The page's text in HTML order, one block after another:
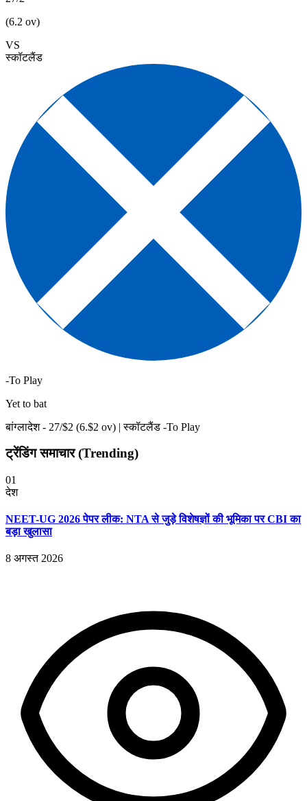
(6.2 ov)
VS
स्कॉटलैंड
-To Play
Yet to bat
बांग्लादेश - 27/$2 (6.$2 ov) | स्कॉटलैंड -To Play
ट्रेंडिंग समाचार (Trending)
01
देश
NEET-UG 2026 पेपर लीक: NTA से जुड़े विशेषज्ञों की भूमिका पर CBI का
बड़ा खुलासा
8 अगस्त 2026